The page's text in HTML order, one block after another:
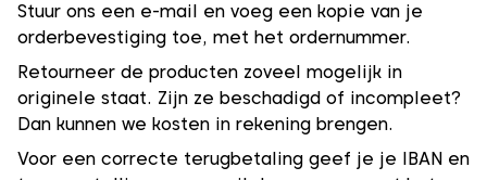
Stuur ons een e-mail en voeg een kopie van je
orderbevestiging toe, met het ordernummer.
Retourneer de producten zoveel mogelijk in
originele staat. Zijn ze beschadigd of incompleet?
Dan kunnen we kosten in rekening brengen.
Voor een correcte terugbetaling geef je je IBAN en